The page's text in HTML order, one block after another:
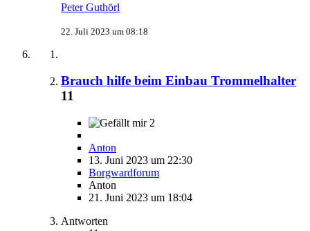
Peter Guthörl
22. Juli 2023 um 08:18
Brauch hilfe beim Einbau Trommelhalter
11
2
Anton
13. Juni 2023 um 22:30
Borgwardforum
Anton
21. Juni 2023 um 18:04
Antworten